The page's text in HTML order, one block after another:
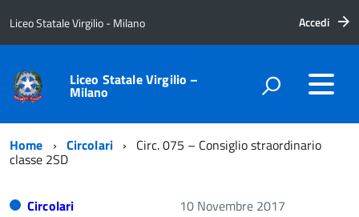
Liceo Statale Virgilio - Milano Accedi
Liceo Statale Virgilio –
Milano
Home Circolari Circ. 075 – Consiglio straordinario
classe 2SD
Circolari 10 Novembre 2017